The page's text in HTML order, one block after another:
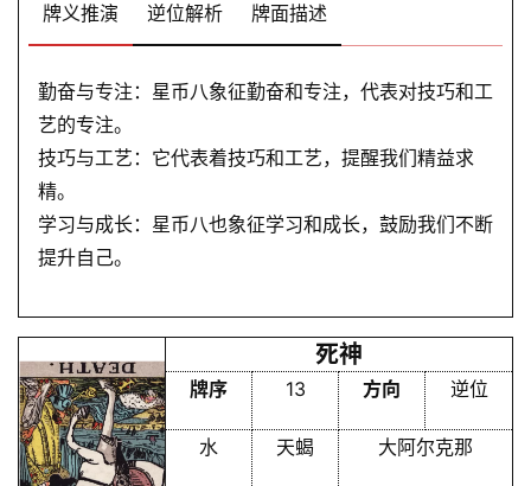
首
页
历
占
卜
牌义推演 逆位解析 牌面描述
勤奋与专注：星币八象征勤奋和专注，代表对技巧和工
艺的专注。
技巧与工艺：它代表着技巧和工艺，提醒我们精益求
精。
学习与成长：星币八也象征学习和成长，鼓励我们不断
提升自己。
死神
牌序 13 方向 逆位
水 天蝎 大阿尔克那